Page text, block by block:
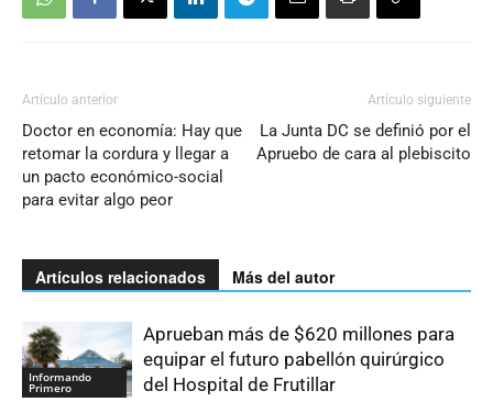
Artículo anterior
Doctor en economía: Hay que
retomar la cordura y llegar a
un pacto económico-social
para evitar algo peor
Artículo siguiente
La Junta DC se definió por el
Apruebo de cara al plebiscito
Artículos relacionados Más del autor
Informando
Primero
Aprueban más de $620 millones para
equipar el futuro pabellón quirúrgico
del Hospital de Frutillar